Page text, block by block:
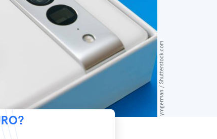
ymgerman / Shutterstock.com